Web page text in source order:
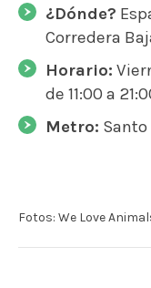
¿Dónde?
Corredera
Horario:
de 11:00 a
Metro: Santo
Fotos: We Love